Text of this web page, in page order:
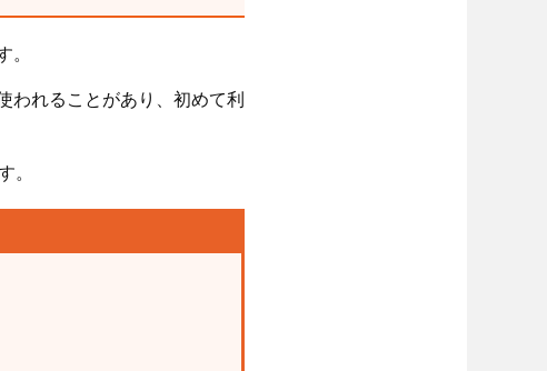
。
われることがあり、初めて利
。